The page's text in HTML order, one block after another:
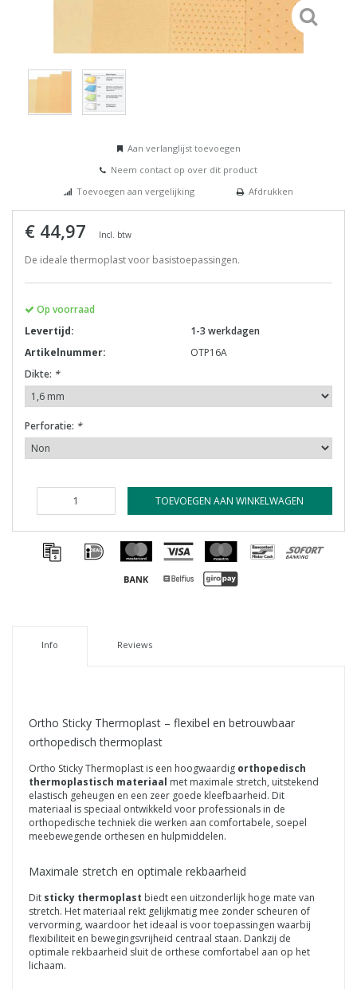
Aan verlanglijst toevoegen
Neem contact op over dit product
Toevoegen aan vergelijking
Afdrukken
€ 44,97 Incl. btw
De ideale thermoplast voor basistoepassingen.
Op voorraad
Levertijd:
1-3 werkdagen
Artikelnummer:
OTP16A
Dikte: *
Perforatie: *
TOEVOEGEN AAN WINKELWAGEN
Info Reviews
Ortho Sticky Thermoplast – flexibel en betrouwbaar
orthopedisch thermoplast
Ortho Sticky Thermoplast is een hoogwaardig orthopedisch
thermoplastisch materiaal met maximale stretch, uitstekend
elastisch geheugen en een zeer goede kleefbaarheid. Dit
materiaal is speciaal ontwikkeld voor professionals in de
orthopedische techniek die werken aan comfortabele, soepel
meebewegende orthesen en hulpmiddelen.
Maximale stretch en optimale rekbaarheid
Dit sticky thermoplast biedt een uitzonderlijk hoge mate van
stretch. Het materiaal rekt gelijkmatig mee zonder scheuren of
vervorming, waardoor het ideaal is voor toepassingen waarbij
flexibiliteit en bewegingsvrijheid centraal staan. Dankzij de
optimale rekbaarheid sluit de orthese comfortabel aan op het
lichaam.